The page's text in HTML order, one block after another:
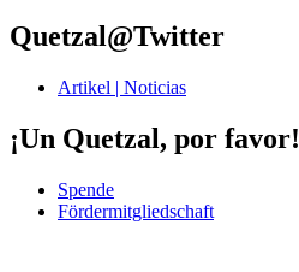
Quetzal@Twitter
Artikel | Noticias
¡Un Quetzal, por favor!
Spende
Fördermitgliedschaft